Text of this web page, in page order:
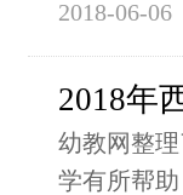
2018-06-06
2018年
幼教网整
学有所帮